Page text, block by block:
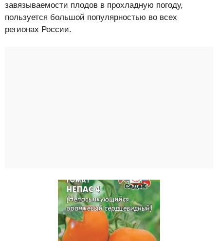
завязываемости плодов в прохладную погоду,
пользуется большой популярностью во всех
регионах России.